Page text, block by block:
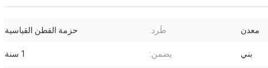
معدن طَرد: حزمة القطن القياسية
بني يضمن: 1 سنة